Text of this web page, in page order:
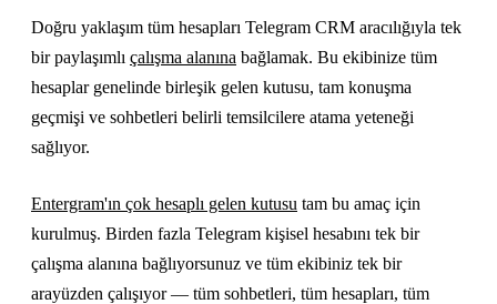
Doğru yaklaşım tüm hesapları Telegram CRM aracılığıyla tek
bir paylaşımlı çalışma alanına bağlamak. Bu ekibinize tüm
hesaplar genelinde birleşik gelen kutusu, tam konuşma
geçmişi ve sohbetleri belirli temsilcilere atama yeteneği
sağlıyor.
Entergram'ın çok hesaplı gelen kutusu tam bu amaç için
kurulmuş. Birden fazla Telegram kişisel hesabını tek bir
çalışma alanına bağlıyorsunuz ve tüm ekibiniz tek bir
arayüzden çalışıyor — tüm sohbetleri, tüm hesapları, tüm